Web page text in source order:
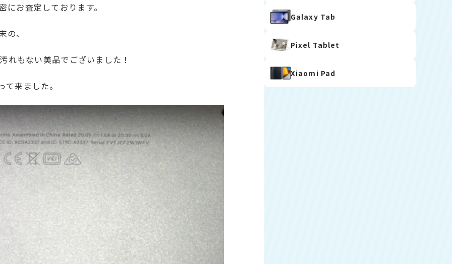
お査定しております。
、
もない美品でございました！
来ました。
Galaxy Tab
Pixel Tablet
Xiaomi Pad